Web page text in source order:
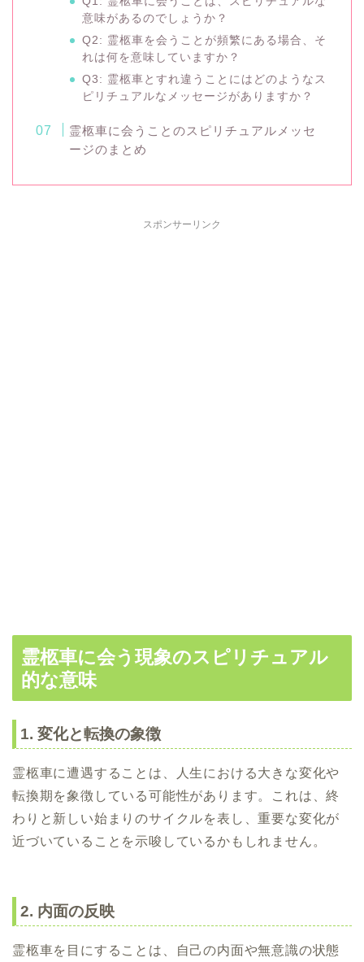
意味があるのでしょうか？
Q2: 霊柩車を会うことが頻繁にある場合、そ
れは何を意味していますか？
Q3: 霊柩車とすれ違うことにはどのようなス
ピリチュアルなメッセージがありますか？
霊柩車に会うことのスピリチュアルメッセ
ージのまとめ
スポンサーリンク
霊柩車に会う現象のスピリチュアル
的な意味
1. 変化と転換の象徴
霊柩車に遭遇することは、人生における大きな変化や
転換期を象徴している可能性があります。これは、終
わりと新しい始まりのサイクルを表し、重要な変化が
近づいていることを示唆しているかもしれません。
2. 内面の反映
霊柩車を目にすることは、自己の内面や無意識の状態